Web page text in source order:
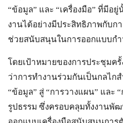
“ข้อมูล” และ “เครื่องมือ” ที่มีอ
งานได้อย่างมีประสิทธิภาพกับก
ช่วยสนับสนุนในการออกแบบก
โดยเป้าหมายของการประชุมค
ว่าการทำงานร่วมกันเป็นกลไก
“ข้อมูล” สู่ “การวางแผน” และ
รูปธรรม ซึ่งครอบคลุมทั้งงานพั